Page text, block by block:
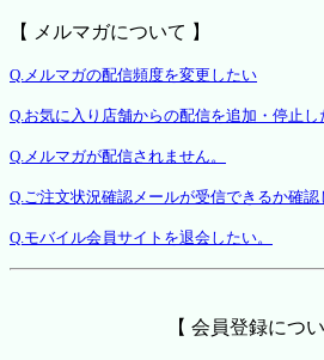
【 メルマガについて 】
Q.メルマガの配信頻度を変更したい
Q.お気に入り店舗からの配信を追加・停止し
Q.メルマガが配信されません。
Q.ご注文状況確認メールが受信できるか確認
Q.モバイル会員サイトを退会したい。
【 会員登録につい